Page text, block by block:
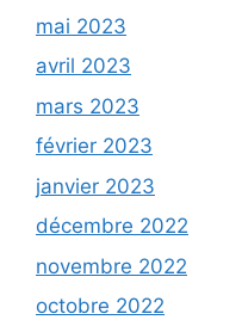
mai 2023
avril 2023
mars 2023
février 2023
janvier 2023
décembre 2022
novembre 2022
octobre 2022